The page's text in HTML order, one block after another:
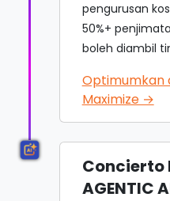
pengurusan
50%+
boleh diambil
Optimumkan
Maximize →
Concierto
AGENTIC